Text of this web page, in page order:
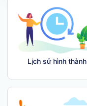
Lịch sử hình thành